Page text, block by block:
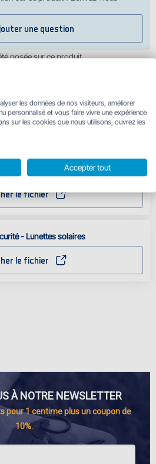
une question
posée sur ce produit
Ajouter un avis
pour ce produit
Delphin SG BLACK verre marron -
le fichier
- Lunettes solaires
le fichier
À NOTRE NEWSLETTER
pour 1 centime plus un coupon de
10%.
les données de nos visiteurs, améliorer
personnalisé et vous faire vivre une expérience
sur les cookies que nous utilisons, ouvrez les
Accepter tout